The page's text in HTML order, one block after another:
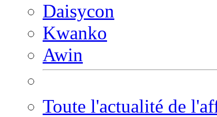
Daisycon
Kwanko
Awin
Toute l'actualité de